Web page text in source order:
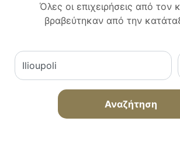
Όλες οι επιχειρήσεις από τον
βραβεύτηκαν από την
Αναζήτηση